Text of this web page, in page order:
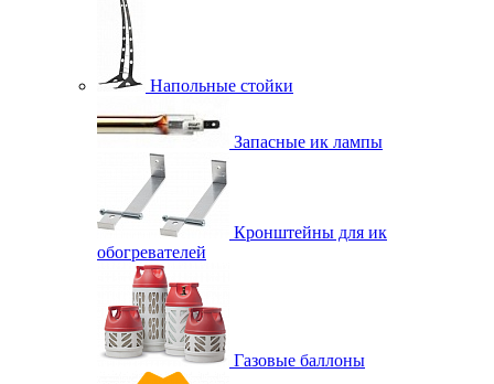
Напольные стойки
Запасные ик лампы
Кронштейны для ик
обогревателей
Газовые баллоны